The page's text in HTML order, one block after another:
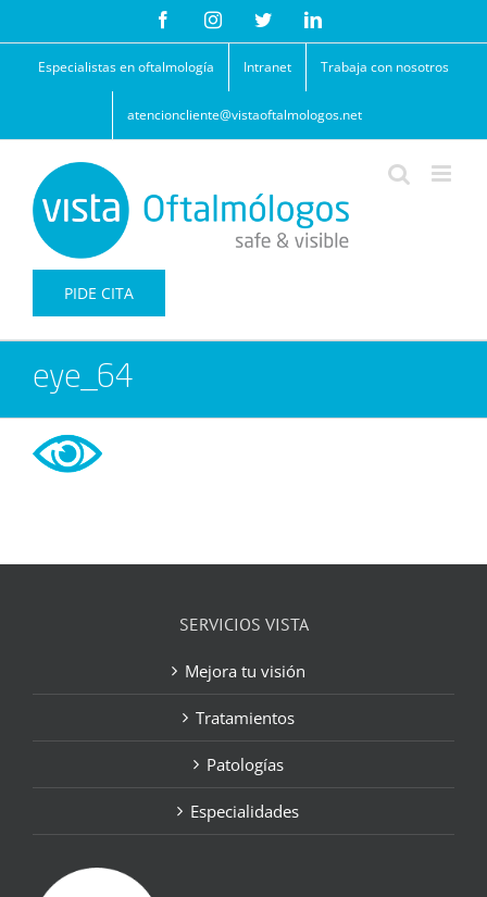
contenido
FacebookInstagramTwitterLinkedIn
Especialistas en oftalmología Intranet Trabaja con nosotros
atencioncliente@vistaoftalmologos.net
PIDE CITA
eye_64
SERVICIOS VISTA
Mejora tu visión
Tratamientos
Patologías
Especialidades